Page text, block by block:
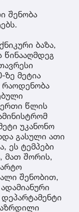
შენობა
ბაზა,
წინააღმდეგ
მეტია
რაოდენობა
ერთი წლის
უკანონო
გასული ათი
ეს ტემპები
მათ შორის,
შენობით,